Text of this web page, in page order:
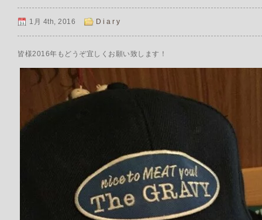
1月 4th, 2016 Diary
皆様2016年もどうぞ宜しくお願い致します！